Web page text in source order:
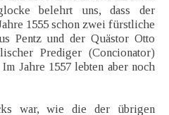
belehrt uns, dass der
1555 schon zwei fürstliche
Pentz und der Quästor Otto
Prediger (Concionator)
Jahre 1557 lebten aber noch
war, wie die der übrigen